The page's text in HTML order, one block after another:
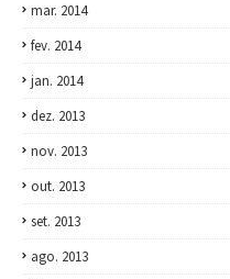
mar. 2014
fev. 2014
jan. 2014
dez. 2013
nov. 2013
out. 2013
set. 2013
ago. 2013